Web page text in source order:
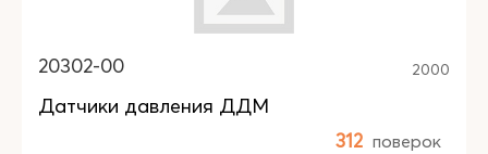
20302-00 2000
Датчики давления ДДМ
312 поверок